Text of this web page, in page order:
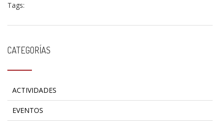
Tags:
CATEGORÍAS
ACTIVIDADES
EVENTOS